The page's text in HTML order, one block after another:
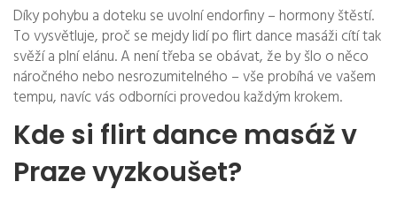
Díky pohybu a doteku se uvolní endorfiny – hormony štěstí.
To vysvětluje, proč se mejdy lidí po flirt dance masáži cítí tak
svěží a plní elánu. A není třeba se obávat, že by šlo o něco
náročného nebo nesrozumitelného – vše probíhá ve vašem
tempu, navíc vás odborníci provedou každým krokem.
Kde si flirt dance masáž v
Praze vyzkoušet?